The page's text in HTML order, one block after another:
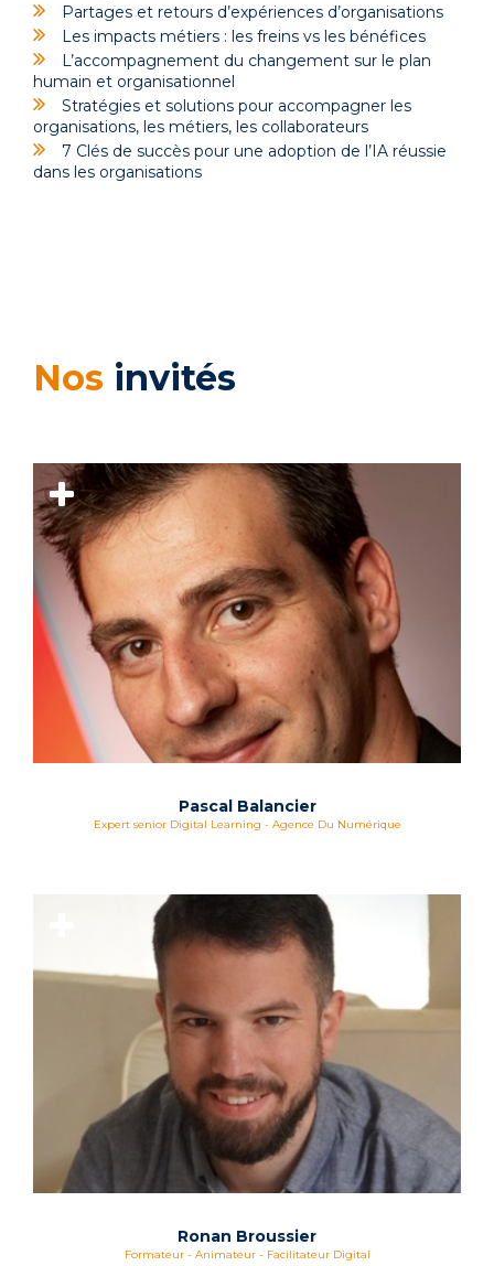
Partages et retours d’expériences d’organisations
Les impacts métiers : les freins vs les bénéfices
L’accompagnement du changement sur le plan
humain et organisationnel
Stratégies et solutions pour accompagner les
organisations, les métiers, les collaborateurs
7 Clés de succès pour une adoption de l’IA réussie
dans les organisations
Nos invités
Pascal Balancier
Expert senior Digital Learning - Agence Du Numérique
Ronan Broussier
Formateur - Animateur - Facilitateur Digital